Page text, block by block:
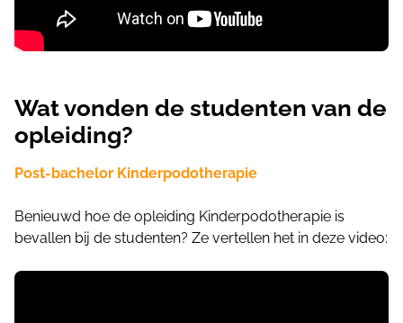
Wat vonden de studenten van de
opleiding?
Post-bachelor Kinderpodotherapie
Benieuwd hoe de opleiding Kinderpodotherapie is
bevallen bij de studenten? Ze vertellen het in deze video: